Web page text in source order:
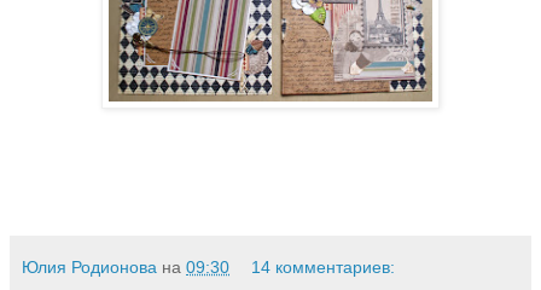
Юлия Родионова на 09:30 14 комментариев: